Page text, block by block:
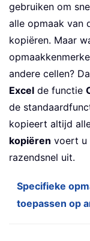
gebruiken om
alle opmaak van
kopiëren. Maar
andere cellen?
Excel de functie
de
kopieert altijd
kopiëren voert u
razendsnel uit.
Specifieke
toepassen op